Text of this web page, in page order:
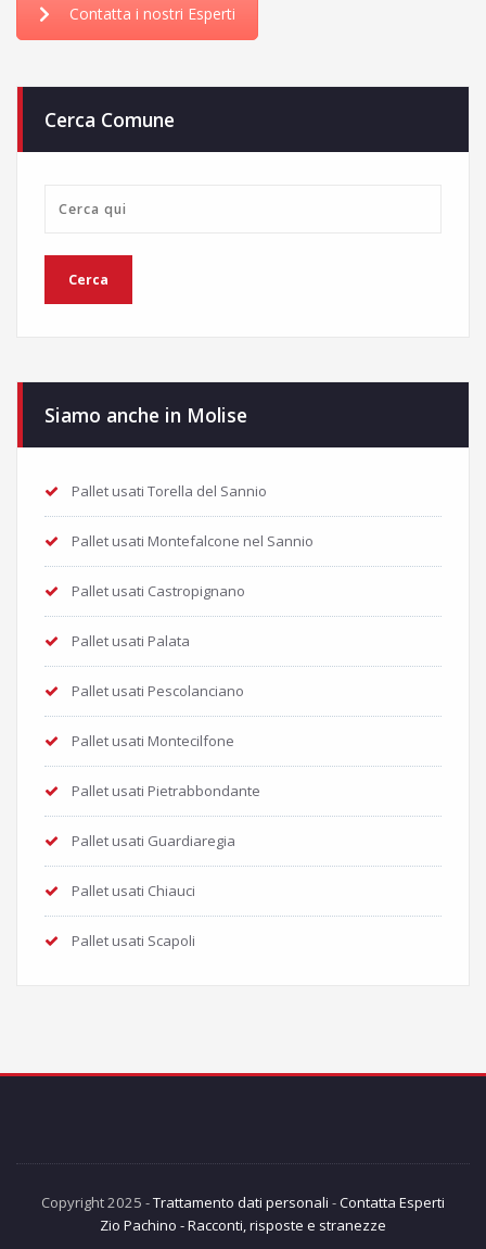
Contatta i nostri Esperti
Cerca Comune
Siamo anche in Molise
Pallet usati Torella del Sannio
Pallet usati Montefalcone nel Sannio
Pallet usati Castropignano
Pallet usati Palata
Pallet usati Pescolanciano
Pallet usati Montecilfone
Pallet usati Pietrabbondante
Pallet usati Guardiaregia
Pallet usati Chiauci
Pallet usati Scapoli
Copyright 2025 -Trattamento dati personali -Contatta Esperti
Zio Pachino - Racconti, risposte e stranezze